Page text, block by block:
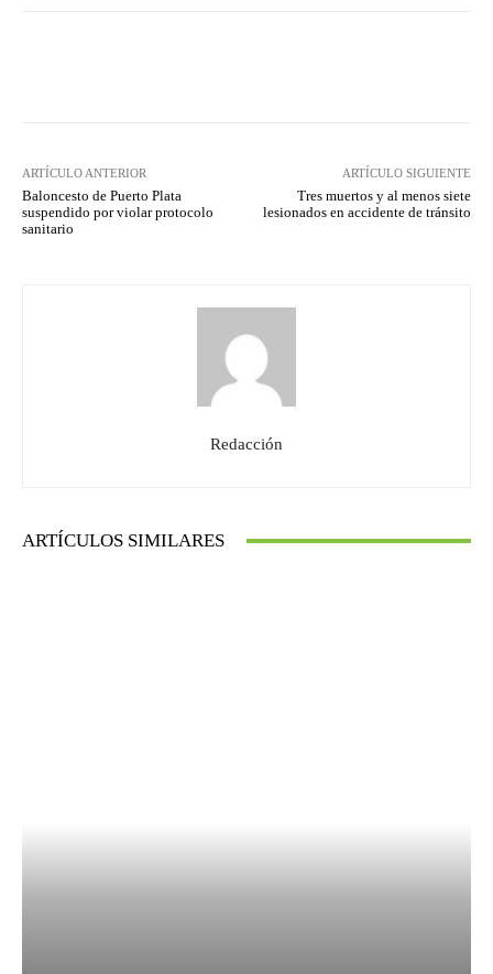
ARTÍCULO ANTERIOR
Baloncesto de Puerto Plata
suspendido por violar protocolo
sanitario
ARTÍCULO SIGUIENTE
Tres muertos y al menos siete
lesionados en accidente de tránsito
Redacción
ARTÍCULOS SIMILARES